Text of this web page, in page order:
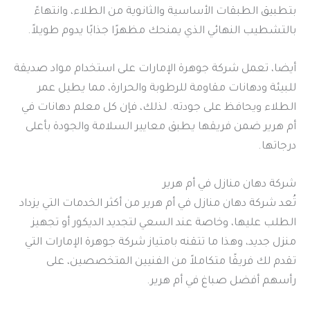
بتطبيق الطبقات الأساسية والثانوية من الطلاء، وانتهاءً
بالتشطيب النهائي الذي يمنحك مظهرًا جذابًا يدوم طويلاً.
أيضا، تعمل شركة جوهرة الإمارات على استخدام مواد صديقة
للبيئة ودهانات مقاومة للرطوبة والحرارة، مما يطيل عمر
الطلاء ويحافظ على جودته. لذلك، فإن كل معلم دهانات في
أم هرير ضمن فريقها يطبق معايير السلامة والجودة بأعلى
درجاتها.
شركة دهان منازل في أم هرير
تُعد شركة دهان منازل في أم هرير من أكثر الخدمات التي يزداد
الطلب عليها، وخاصة عند السعي لتجديد الديكور أو تجهيز
منزل جديد، وهذا ما تتقنه بامتياز شركة جوهرة الإمارات التي
تقدم لك فريقًا متكاملاً من الفنيين المتخصصين، على
رأسهم أفضل صباغ في أم هرير.